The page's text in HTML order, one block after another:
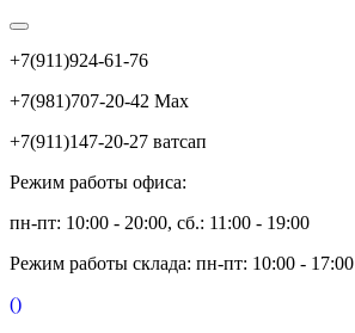
+7(911)924-61-76
+7(981)707-20-42 Max
+7(911)147-20-27 ватсап
Режим работы офиса:
пн-пт: 10:00 - 20:00, сб.: 11:00 - 19:00
Режим работы склада: пн-пт: 10:00 - 17:00
()